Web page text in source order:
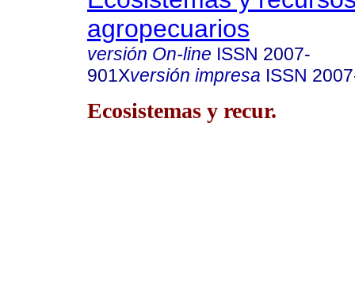
agropecuarios
versión On-line ISSN 2007-
901Xversión impresa ISSN
Ecosistemas y recur.